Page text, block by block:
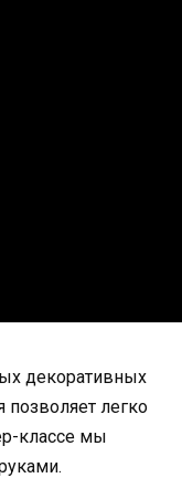
декоративных
позволяет легко
классе мы